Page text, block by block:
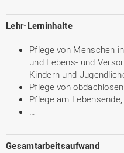
Lehr-Lerninhalte
Pflege von Menschen
und Lebens- und
Kindern und
Pflege von
Pflege am Lebensende,
…
Gesamtarbeitsaufwand